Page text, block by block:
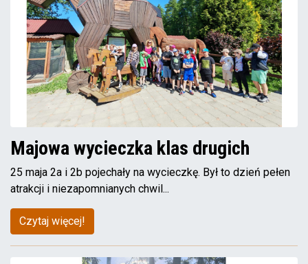
Majowa wycieczka klas drugich
25 maja 2a i 2b pojechały na wycieczkę. Był to dzień pełen
atrakcji i niezapomnianych chwil...
Czytaj więcej!